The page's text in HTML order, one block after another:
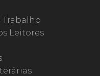
Trabalho
Leitores